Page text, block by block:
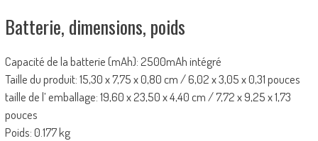
Batterie, dimensions, poids
Capacité de la batterie (mAh): 2500mAh intégré
Taille du produit: 15,30 x 7,75 x 0,80 cm / 6,02 x 3,05 x 0,31 pouces
taille de l’ emballage: 19,60 x 23,50 x 4,40 cm / 7,72 x 9,25 x 1,73
pouces
Poids: 0.177 kg